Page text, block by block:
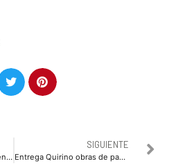
Entregan apoyos sociales en San Ignacio
SIGUIENTE
Entrega Quirino obras de pavimentación de calles en Culiacancito